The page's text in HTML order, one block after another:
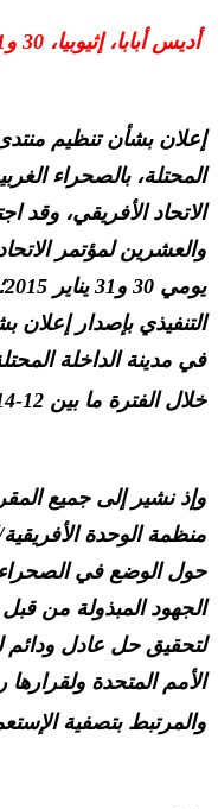
أديس أبابا، إثيوبيا، 30 و31 يناير 2015
إعلان بشأن تنظيم
المحتلة، بالصحراء
الاتحاد الأفريقي، وقد
والعشرين لمؤتمر
التنفيذي بإصدار إعلان
في مدينة الداخلة
خلال الفترة ما بين 12-14 مارس 2015.
وإذ نشير إلى جميع
منظمة الوحدة
حول الوضع في الصحراء
الجهود المبذولة من قبل
لتحقيق حل عادل ودائم
والمرتبط بتصفية